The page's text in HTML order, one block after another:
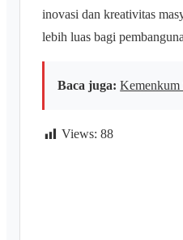
inovasi dan kreativitas
lebih luas bagi
Baca juga: Kemenkum
Views: 88